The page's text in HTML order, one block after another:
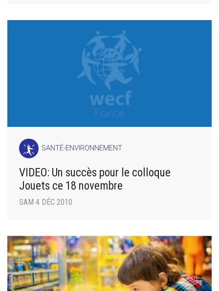
SANTÉ-ENVIRONNEMENT
VIDEO: Un succès pour le colloque
Jouets ce 18 novembre
SAM 4 DÉC 2010